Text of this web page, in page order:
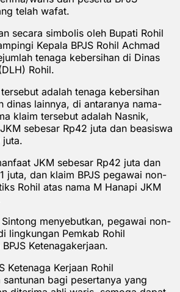
telah wafat.
secara simbolis oleh Bupati Rohil
Kepala BPJS Rohil Achmad
tenaga kebersihan di Dinas
Rohil.
adalah tenaga kebersihan
dinas lainnya, di antaranya nama-
klaim tersebut adalah Nasnik,
sebesar Rp42 juta dan beasiswa
juta.
JKM sebesar Rp42 juta dan
juta, dan klaim BPJS pegawai non-
Rohil atas nama M Hanapi JKM
menyebutkan, pegawai non-
lingkungan Pemkab Rohil
Ketenagakerjaan.
Ketenaga Kerjaan Rohil
bagi pesertanya yang